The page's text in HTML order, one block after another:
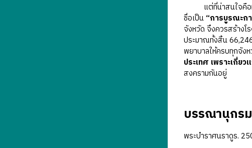
แต่ที่น่าสนใจคือ
ชื่อเป็น “การบูรณะก
จังหวัด จึงควรสร้างโ
ประมาณทั้งสิ้น
พยาบาลให้ครบทุกจัง
ประเทศ เพราะเกี่ย
สงครามกันอยู่
บรรณานุกรม
พระบำราศนราดูร.